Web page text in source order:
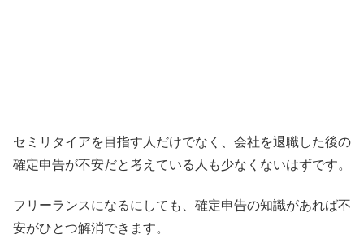
セミリタイアを目指す人だけでなく、 会社を退職した後の
確定申告が不安だと考えている人も少なくないはずです。
フリーランスになるにしても、 確定申告の知識があれば不
安がひとつ解消できます。